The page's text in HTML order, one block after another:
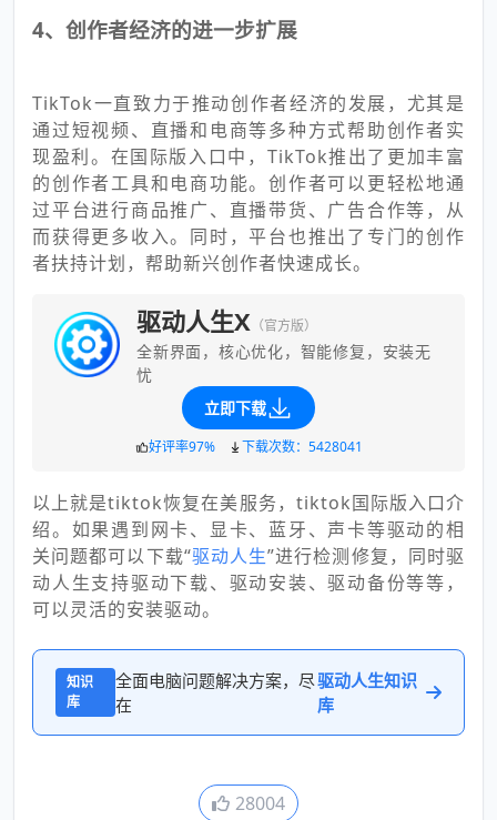
4、创作者经济的进一步扩展
TikTok一直致力于推动创作者经济的发展，尤其是
通过短视频、直播和电商等多种方式帮助创作者实
现盈利。在国际版入口中，TikTok推出了更加丰富
的创作者工具和电商功能。创作者可以更轻松地通
过平台进行商品推广、直播带货、广告合作等，从
而获得更多收入。同时，平台也推出了专门的创作
者扶持计划，帮助新兴创作者快速成长。
驱动人生X （官方版）
全新界面，核心优化，智能修复，安装无
忧
立即下载
好评率97% 下载次数：5428041
以上就是tiktok恢复在美服务，tiktok国际版入口介
绍。如果遇到网卡、显卡、蓝牙、声卡等驱动的相
关问题都可以下载“驱动人生”进行检测修复，同时驱
动人生支持驱动下载、驱动安装、驱动备份等等，
可以灵活的安装驱动。
知识
库
全面电脑问题解决方案，尽
在
驱动人生知识
库
28004